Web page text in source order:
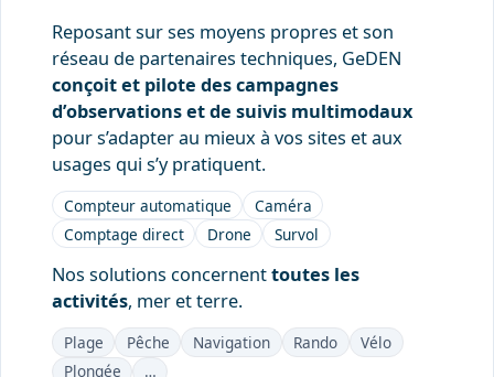
Reposant sur ses moyens propres et son
réseau de partenaires techniques, GeDEN
conçoit et pilote des campagnes
d’observations et de suivis multimodaux
pour s’adapter au mieux à vos sites et aux
usages qui s’y pratiquent.
Compteur automatique
Caméra
Comptage direct
Drone Survol
Nos solutions concernenttoutes les
activités, mer et terre.
Plage Pêche Navigation Rando
Vélo
Plongée
…